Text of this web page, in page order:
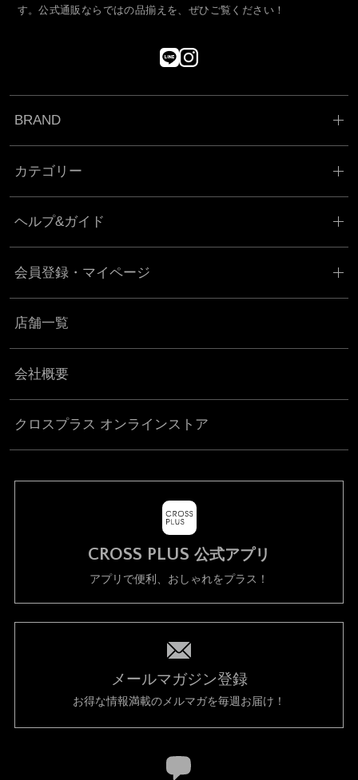
す。公式通販ならではの品揃えを、ぜひご覧ください！
BRAND
カテゴリー
ヘルプ&ガイド
会員登録・マイページ
店舗一覧
会社概要
クロスプラス オンラインストア
CROSS PLUS 公式アプリ
アプリで便利、おしゃれをプラス！
メールマガジン登録
お得な情報満載のメルマガを毎週お届け！